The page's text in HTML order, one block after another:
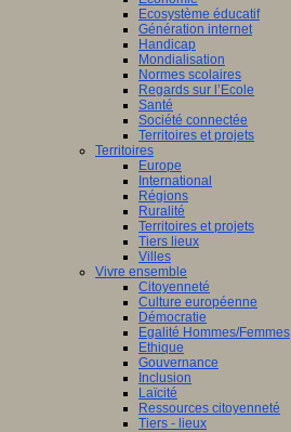
Ecosystème éducatif
Génération internet
Handicap
Mondialisation
Normes scolaires
Regards sur l’Ecole
Santé
Société connectée
Territoires et projets
Territoires
Europe
International
Régions
Ruralité
Territoires et projets
Tiers lieux
Villes
Vivre ensemble
Citoyenneté
Culture européenne
Démocratie
Egalité Hommes/Femmes
Ethique
Gouvernance
Inclusion
Laïcité
Ressources citoyenneté
Tiers - lieux